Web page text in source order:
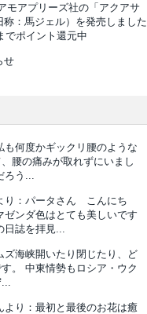
モアプリーズ社の「アクアサ
：馬ジェル）を発売しました
でポイント還元中
せ
も何度かギックリ腰のような
腰の痛みが取れずにいまし
う...
り： パータさん こんにち
ゼンダ色はとても美しいです
誌を拝見...
ズ海峡開いたり閉じたり、ど
。 中東情勢もロシア・ウク
より： 最初と最後のお花は癒